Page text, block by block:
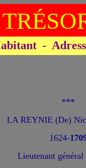
-
***
LA REYNIE (De)
1624-1
Lieutenant